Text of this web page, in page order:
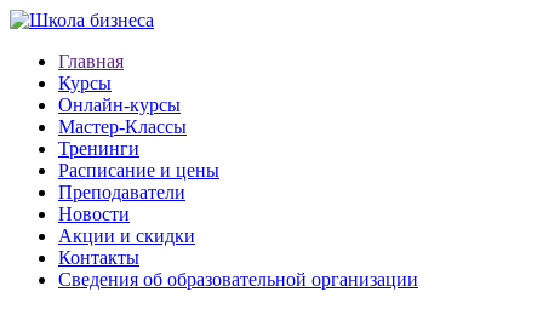
Главная
Курсы
Онлайн-курсы
Мастер-Классы
Тренинги
Расписание и цены
Преподаватели
Новости
Акции и скидки
Контакты
Сведения об образовательной организации